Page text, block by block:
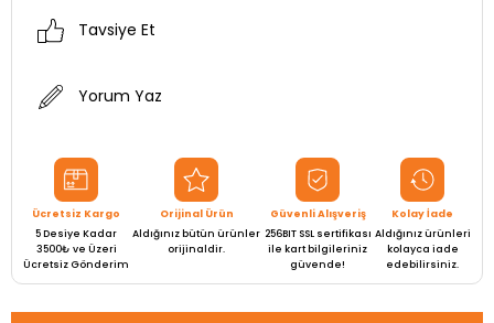
Tavsiye Et
Yorum Yaz
Ücretsiz Kargo
5 Desiye Kadar
3500₺ ve Üzeri
Ücretsiz Gönderim
Orijinal Ürün
Aldığınız bütün ürünler
orijinaldir.
Güvenli Alışveriş
256BIT SSL sertifikası
ile kart bilgileriniz
güvende!
Kolay İade
Aldığınız ürünleri
kolayca iade
edebilirsiniz.